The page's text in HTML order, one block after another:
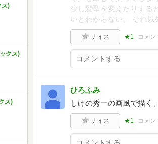
ス)
クス)
ス)
少し髪型を変えたりする
いとわからない。 それ以
ナイス ★1 コメン
ひろふみ
しげの秀一の画風で描く
ナイス ★1 コメン